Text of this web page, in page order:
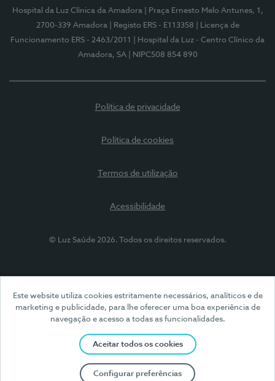
Este website utiliza cookies estritamente necessários, analíticos e de
marketing e publicidade, para lhe oferecer uma boa experiência de
navegação e acesso a todas as funcionalidades.
Aceitar todos os cookies
Configurar preferências
Hospital da Luz Clínica da Amadora
| Praça Ernesto Melo Antunes, 1,
2700-339 Amadora
| Registo ERS - E113358
| Licença de
Funcionamento ERS - 2463/2011
| Hospital da Luz - Centro Clínico da
Amadora, SA
| NIPC508 854 890
Política de privacidade
Política de cookies
Termos de utilização
Acessibilidade
© Luz Saúde 2026. Todos os direitos reservados.